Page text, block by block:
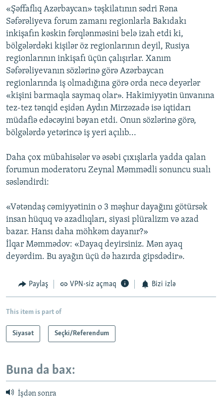
«Şəffaflıq Azərbaycan» təşkilatının sədri Rəna
Səfərəliyeva forum zamanı regionlarla Bakıdakı
inkişafın kəskin fərqlənməsini belə izah etdi ki,
bölgələrdəki kişilər öz regionlarının deyil, Rusiya
regionlarının inkişafı üçün çalışırlar. Xanım
Səfərəliyevanın sözlərinə görə Azərbaycan
regionlarında iş olmadığına görə orda necə deyərlər
«kişini barmaqla saymaq olar». Hakimiyyətin ünvanına
tez-tez tənqid eşidən Aydın Mirzəzadə isə iqtidarı
müdafiə edəcəyini bəyan etdi. Onun sözlərinə görə,
bölgələrdə yetərincə iş yeri açılıb...
Daha çox mübahisələr və əsəbi çıxışlarla yadda qalan
forumun moderatoru Zeynal Məmmədli sonuncu sualı
səsləndirdi:
«Vətəndaş cəmiyyətinin o 3 məşhur dayağını götürsək
insan hüquq və azadlıqları, siyasi plüralizm və azad
bazar. Hansı daha möhkəm dayanır?»
İlqar Məmmədov: «Dayaq deyirsiniz. Mən ayaq
deyərdim. Bu ayağın üçü də hazırda gipsdədir».
Paylaş VPN-siz açmaq Bizi izlə
This item is part of
Siyasət Seçki/Referendum
Buna da bax:
İşdən sonra